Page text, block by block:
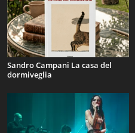
Sandro Campani La casa del
dormiveglia